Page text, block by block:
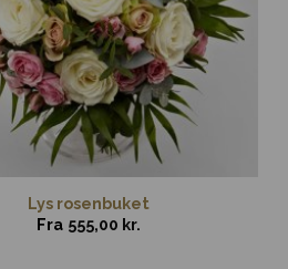
Lys rosenbuket
Fra 555,00 kr.